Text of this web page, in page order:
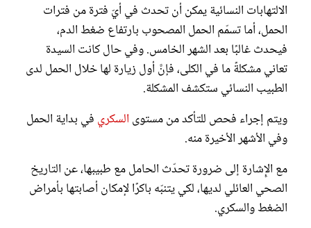
الالتهابات النسائية يمكن أن تحدث في أيّ فترة من فترات
الحمل، أما تسمّم الحمل المصحوب بارتفاع ضغط الدم،
فيحدث غالبًا بعد الشهر الخامس. وفي حال كانت السيدة
تعاني مشكلةً ما في الكلى، فإنَّ أول زيارة لها خلال الحمل لدى
الطبيب النسائي ستكشف المشكلة.
ويتم إجراء فحص للتأكد من مستوى السكري في بداية الحمل
وفي الأشهر الأخيرة منه.
مع الإِشارة إلى ضرورة تحدّث الحامل مع طبيبها، عن التاريخ
الصحي العائلي لديها، لكي يتنبّه باكرًا لإمكان أصابتها بأمراض
الضغط والسكري.